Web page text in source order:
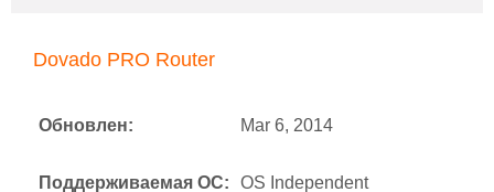
Dovado PRO Router
Обновлен: Mar 6, 2014
Поддерживаемая ОС: OS Independent